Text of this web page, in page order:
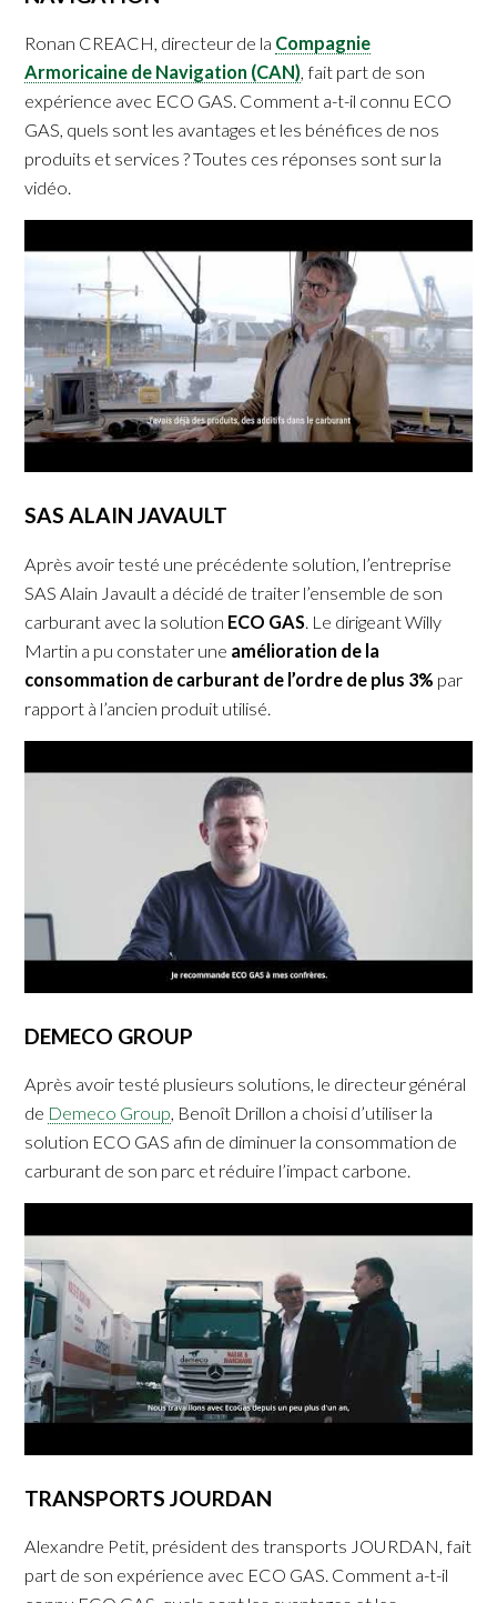
Ronan CREACH, directeur de la Compagnie
Armoricaine de Navigation (CAN), fait part de son
expérience avec ECO GAS. Comment a-t-il connu ECO
GAS, quels sont les avantages et les bénéfices de nos
produits et services ? Toutes ces réponses sont sur la
vidéo.
SAS ALAIN JAVAULT
Après avoir testé une précédente solution, l’entreprise
SAS Alain Javault a décidé de traiter l’ensemble de son
carburant avec la solution ECO GAS . Le dirigeant Willy
Martin a pu constater une amélioration de la
consommation de carburant de l’ordre de plus 3% par
rapport à l’ancien produit utilisé.
DEMECO GROUP
Après avoir testé plusieurs solutions, le directeur général
de Demeco Group, Benoît Drillon a choisi d’utiliser la
solution ECO GAS afin de diminuer la consommation de
carburant de son parc et réduire l’impact carbone.
TRANSPORTS JOURDAN
Alexandre Petit, président des transports JOURDAN, fait
part de son expérience avec ECO GAS. Comment a-t-il